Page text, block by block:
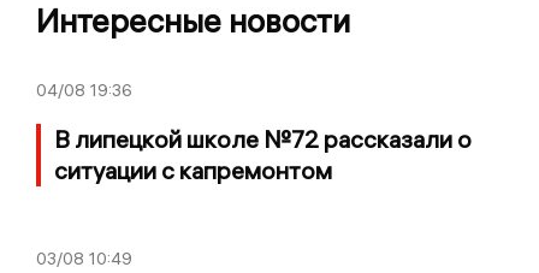
Интересные новости
04/08 19:36
В липецкой школе №72 рассказали о
ситуации с капремонтом
03/08 10:49